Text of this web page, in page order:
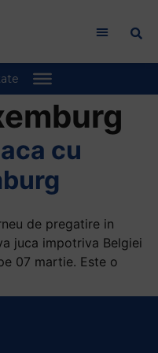
cu
de pregatire in
juca impotriva Belgiei
07 martie. Este o